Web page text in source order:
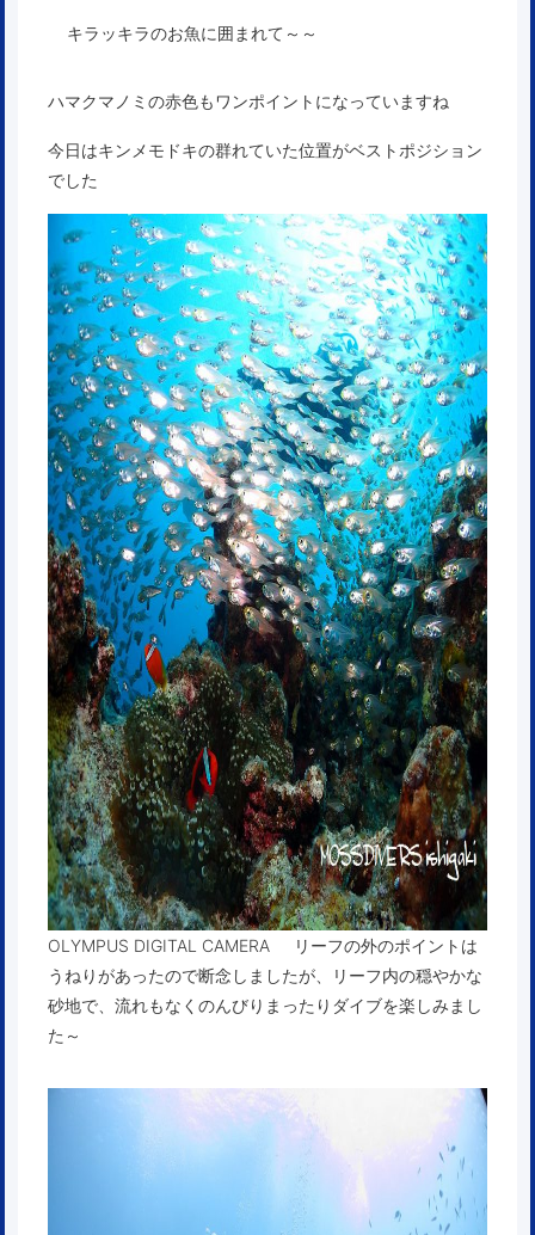
キラッキラのお魚に囲まれて～～
ハマクマノミの赤色もワンポイントになっていますね
今日はキンメモドキの群れていた位置がベストポジション
でした
OLYMPUS DIGITAL CAMERA リーフの外のポイントは
うねりがあったので断念しましたが、リーフ内の穏やかな
砂地で、流れもなくのんびりまったりダイブを楽しみまし
た～